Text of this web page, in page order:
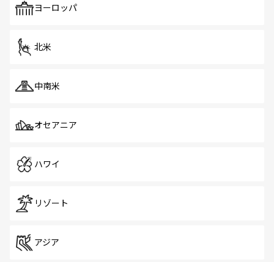
で、ホーカーズは地元の風情を楽しめる外せないスポット
ヨーロッパ
北米
中南米
オセアニア
ハワイ
リゾート
アジア